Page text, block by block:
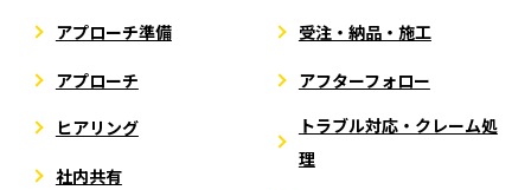
アプローチ準備
アプローチ
ヒアリング
社内共有
受注・納品・施工
アフターフォロー
トラブル対応・クレーム処
理